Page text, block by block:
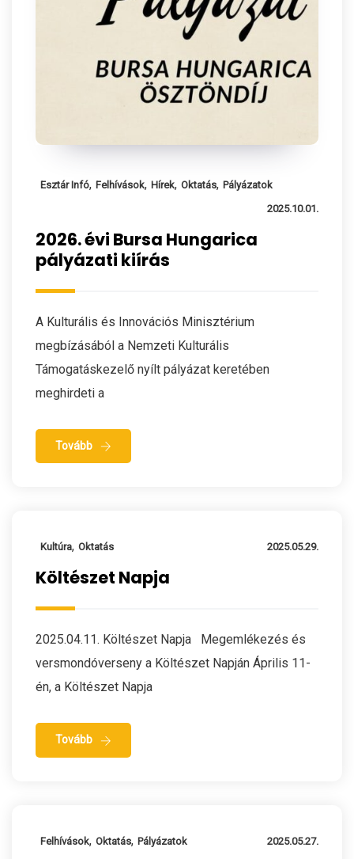
Esztár Infó, Felhívások, Hírek, Oktatás, Pályázatok
2025.10.01.
2026. évi Bursa Hungarica
pályázati kiírás
A Kulturális és Innovációs Minisztérium
megbízásából a Nemzeti Kulturális
Támogatáskezelő nyílt pályázat keretében
meghirdeti a
Tovább
Kultúra, Oktatás 2025.05.29.
Költészet Napja
2025.04.11. Költészet Napja Megemlékezés és
versmondóverseny a Költészet Napján Április 11-
én, a Költészet Napja
Tovább
Felhívások, Oktatás, Pályázatok 2025.05.27.